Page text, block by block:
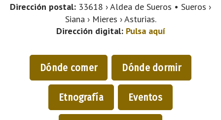
Dirección postal: 33618 › Aldea de Sueros • Sueros ›
Siana › Mieres › Asturias.
Dirección digital: Pulsa aquí
Dónde comer Dónde dormir
Etnografía Eventos